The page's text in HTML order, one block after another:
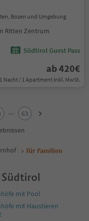
Bozen und Umgebung
Ritten Zentrum
Südtirol Guest Pass
ab 420€
1 Nacht / 1 Apartment Inkl. MwSt.
...
63
für Familien
mit Pool
mit Haustieren